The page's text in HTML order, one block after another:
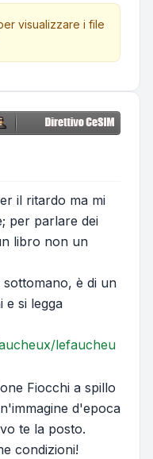
visualizzare i file
il ritardo ma mi
per parlare dei
libro non un
è di un
e si legga
lefaucheu
Fiocchi a spillo
d'epoca
te la posto.
condizioni!